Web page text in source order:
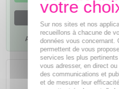
Ajouter à mes favoris
L'achat
d'un
Sur nos sites et nos
recueillons à chacune de
données vous concernant.
permettent de vous
services les plus
vous adresser, en direct ou
des communications et
et de mesurer leur